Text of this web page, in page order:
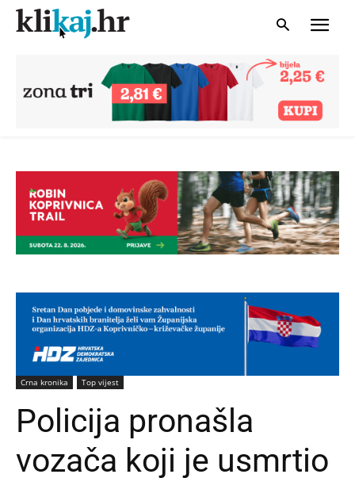
Crna kronika Top vijest
Policija pronašla
vozača koji je usmrtio